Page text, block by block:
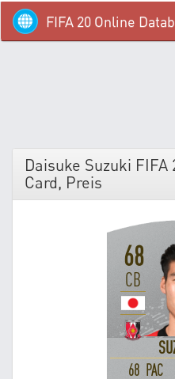
FIFA 20 Online
Daisuke Suzuki
Card, Preis
68
CB
68 PAC